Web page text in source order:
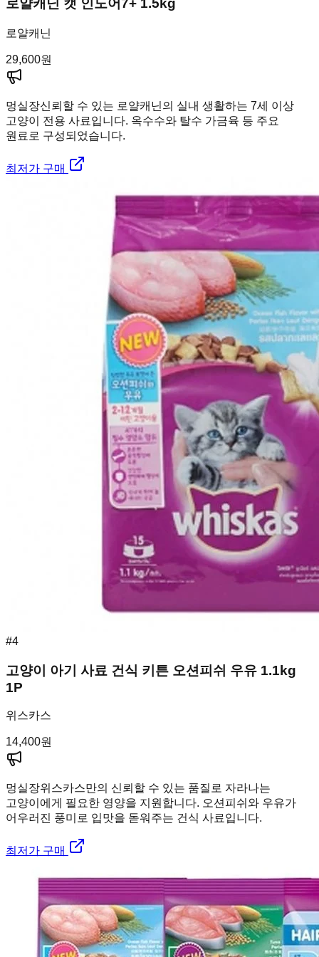
로얄캐닌 캣 인도어7+ 1.5kg
로얄캐닌
29,600원
멍실장신뢰할 수 있는 로얄캐닌의 실내 생활하는 7세 이상
고양이 전용 사료입니다. 옥수수와 탈수 가금육 등 주요
원료로 구성되었습니다.
최저가 구매
#4
고양이 아기 사료 건식 키튼 오션피쉬 우유 1.1kg
1P
위스카스
14,400원
멍실장위스카스만의 신뢰할 수 있는 품질로 자라나는
고양이에게 필요한 영양을 지원합니다. 오션피쉬와 우유가
어우러진 풍미로 입맛을 돋워주는 건식 사료입니다.
최저가 구매